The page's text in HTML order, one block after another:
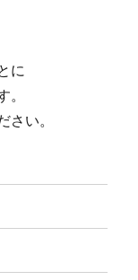
に
。
さい。